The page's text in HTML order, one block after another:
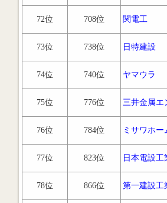
72位 708位 関電工
73位 738位 日特建設
74位 740位 ヤマウラ
75位 776位 三井金属エ
76位 784位 ミサワホー
77位 823位 日本電設工
78位 866位 第一建設工